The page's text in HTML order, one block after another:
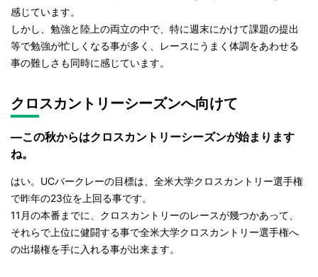
感じています。
しかし、勉強と陸上の両立の中で、特に週末にかけて課題の提出
等で勉強が忙しくなる事が多く、レースにうまく体調をあわせる
事の難しさも同時に感じています。
クロスカントリーシーズンへ向けて
—この秋からはクロスカントリーシーズンが始まります
ね。
はい。UCバークレーの目標は、全米大学クロスカントリー選手権
で昨年の23位を上回る事です。
11月の本番までに、クロスカントリーのレースが幾つかあって、
それらで上位に健闘する事で全米大学クロスカントリー選手権へ
の出場権を手に入れる事が出来ます。